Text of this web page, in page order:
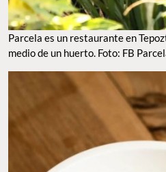
PARCELA ES UN RESTAURANTE EN TEPOZTLÁN
HUERTO. FOTO: FB